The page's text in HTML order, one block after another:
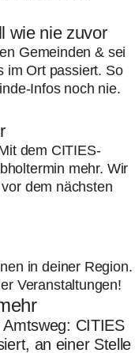
wie nie zuvor
Gemeinden & sei
im Ort passiert. So
Infos noch nie.
dem CITIES-
mehr. Wir
dem nächsten
in deiner Region.
Veranstaltungen!
CITIES
an einer Stelle